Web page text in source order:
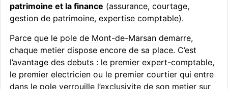
patrimoine et la finance (assurance, courtage,
gestion de patrimoine, expertise comptable).
Parce que le pole de Mont-de-Marsan demarre,
chaque metier dispose encore de sa place. C’est
l’avantage des debuts : le premier expert-comptable,
le premier electricien ou le premier courtier qui entre
dans le pole verrouille l’exclusivite de son metier sur